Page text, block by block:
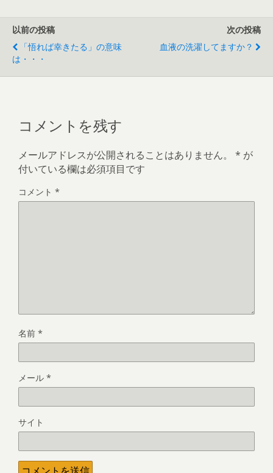
以前の投稿
「悟れば幸きたる」の意味
は・・・
次の投稿
血液の洗濯してますか？
コメントを残す
メールアドレスが公開されることはありません。 * が
付いている欄は必須項目です
コメント *
名前 *
メール *
サイト